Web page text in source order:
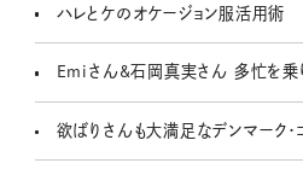
ハレとケのオケージョン服活用術
Emiさん&石岡真実さん 多忙を乗
欲ばりさんも大満足なデンマーク